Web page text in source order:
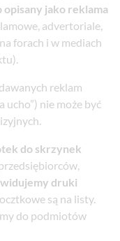
opisany jako reklama
advertoriale,
forach i w mediach
reklam
ucho”) nie może być
do skrzynek
druki
są na listy.
do podmiotów